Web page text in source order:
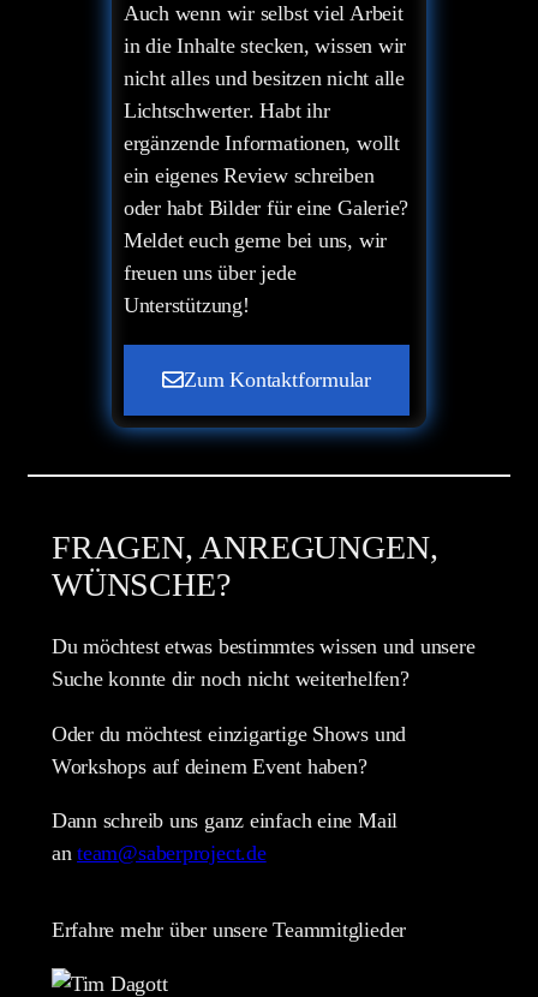
Auch wenn wir selbst viel Arbeit
in die Inhalte stecken, wissen wir
nicht alles und besitzen nicht alle
Lichtschwerter. Habt ihr
ergänzende Informationen, wollt
ein eigenes Review schreiben
oder habt Bilder für eine Galerie?
Meldet euch gerne bei uns, wir
freuen uns über jede
Unterstützung!
Zum Kontaktformular
FRAGEN, ANREGUNGEN,
WÜNSCHE?
Du möchtest etwas bestimmtes wissen und unsere
Suche konnte dir noch nicht weiterhelfen?
Oder du möchtest einzigartige Shows und
Workshops auf deinem Event haben?
Dann schreib uns ganz einfach eine Mail
anteam@saberproject.de
Erfahre mehr über unsere Teammitglieder